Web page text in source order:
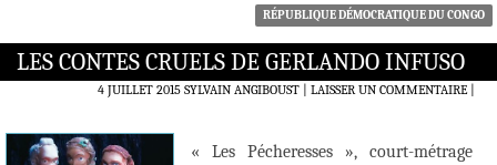
RÉPUBLIQUE DÉMOCRATIQUE DU CONGO
LES CONTES CRUELS DE GERLANDO INFUSO
4 JUILLET 2015 SYLVAIN ANGIBOUST LAISSER UN COMMENTAIRE|
« Les Pécheresses », court-métrage